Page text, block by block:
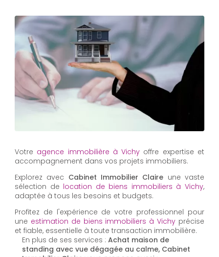
Votre agence immobilière à Vichy offre expertise et
accompagnement dans vos projets immobiliers.
Explorez avec Cabinet Immobilier Claire une vaste
sélection de location de biens immobiliers à Vichy,
adaptée à tous les besoins et budgets.
Profitez de l'expérience de votre professionnel pour
une estimation de biens immobiliers à Vichy précise
et fiable, essentielle à toute transaction immobilière.
En plus de ses services : Achat maison de
standing avec vue dégagée au calme, Cabinet